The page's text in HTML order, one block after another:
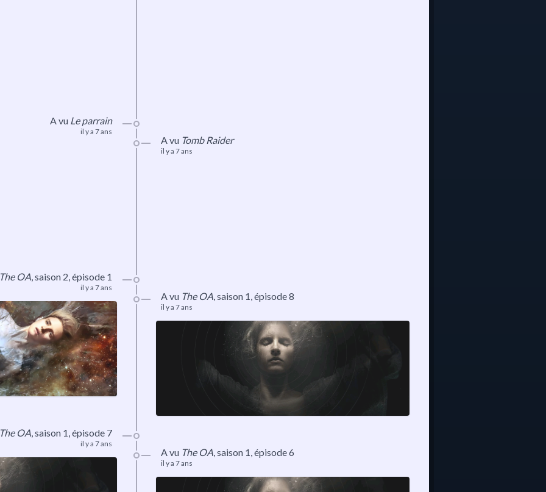
A vu Le parrain
il y a 7 ans
A vu Tomb Raider
il y a 7 ans
OA,saison 2, épisode 1
il y a 7 ans
A vu The OA,saison 1, épisode 8
il y a 7 ans
OA,saison 1, épisode 7
il y a 7 ans
A vu The OA,saison 1, épisode 6
il y a 7 ans